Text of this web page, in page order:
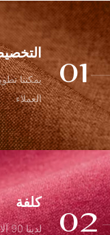
01
يمكننا
العملاء.
02
كلفة